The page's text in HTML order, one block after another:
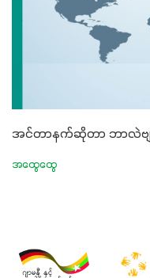
အင်တာနက်ဆိုတာ ဘာလဲဗ
အထွေထွေ